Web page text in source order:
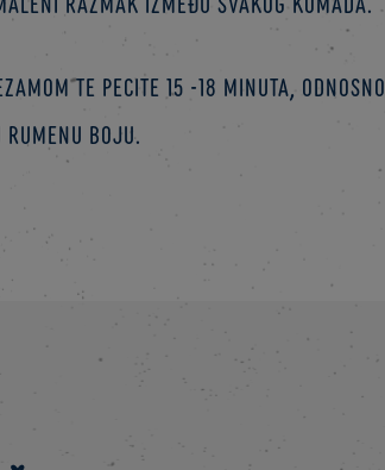
te pecite 15 -18 minuta, odnosno
boju.